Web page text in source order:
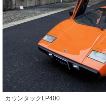
カウンタックLP400